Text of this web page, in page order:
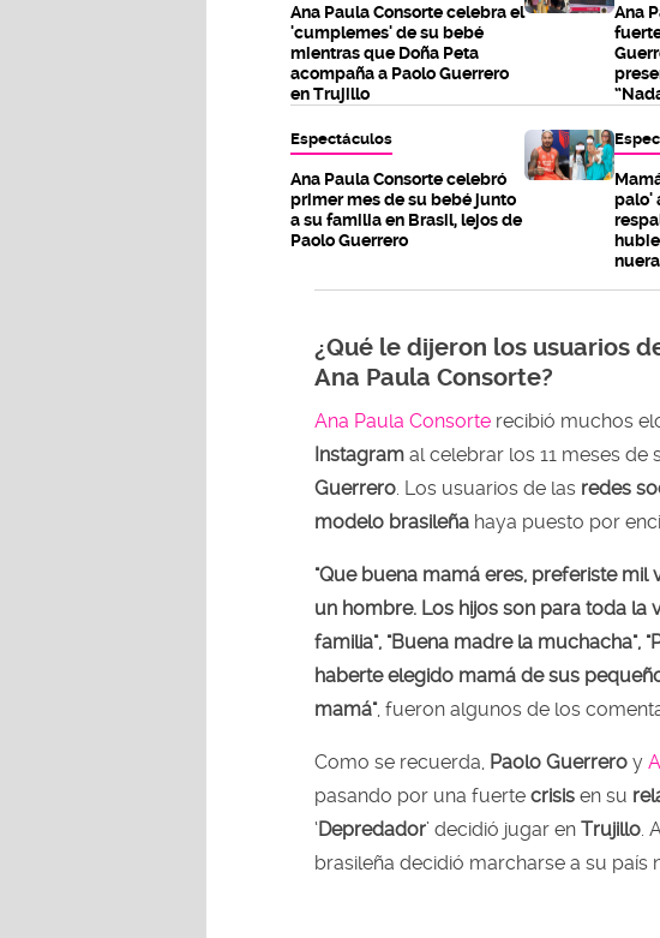
Ana Paula Consorte celebra el
'cumplemes' de su bebé
mientras que Doña Peta
acompaña a Paolo Guerrero
en Trujillo
Ana
Espectáculos
Ana Paula Consorte celebró
primer mes de su bebé junto
a su familia en Brasil, lejos de
Paolo Guerrero
palo'
¿Qué le dijeron los usuarios
Ana Paula Consorte?
Ana Paula Consorte recibió muchos
Instagram al celebrar los 11 meses de
Guerrero . Los usuarios de las redes
modelo brasileña haya puesto por
"Que buena mamá eres, preferiste mil
un hombre. Los hijos son para toda la
familia", "Buena madre la muchacha",
haberte elegido mamá de sus
mamá", fueron algunos de los
Como se recuerda, Paolo Guerrero y
pasando por una fuerte crisis en su
‘Depredador’ decidió jugar en Trujillo .
brasileña decidió marcharse a su país